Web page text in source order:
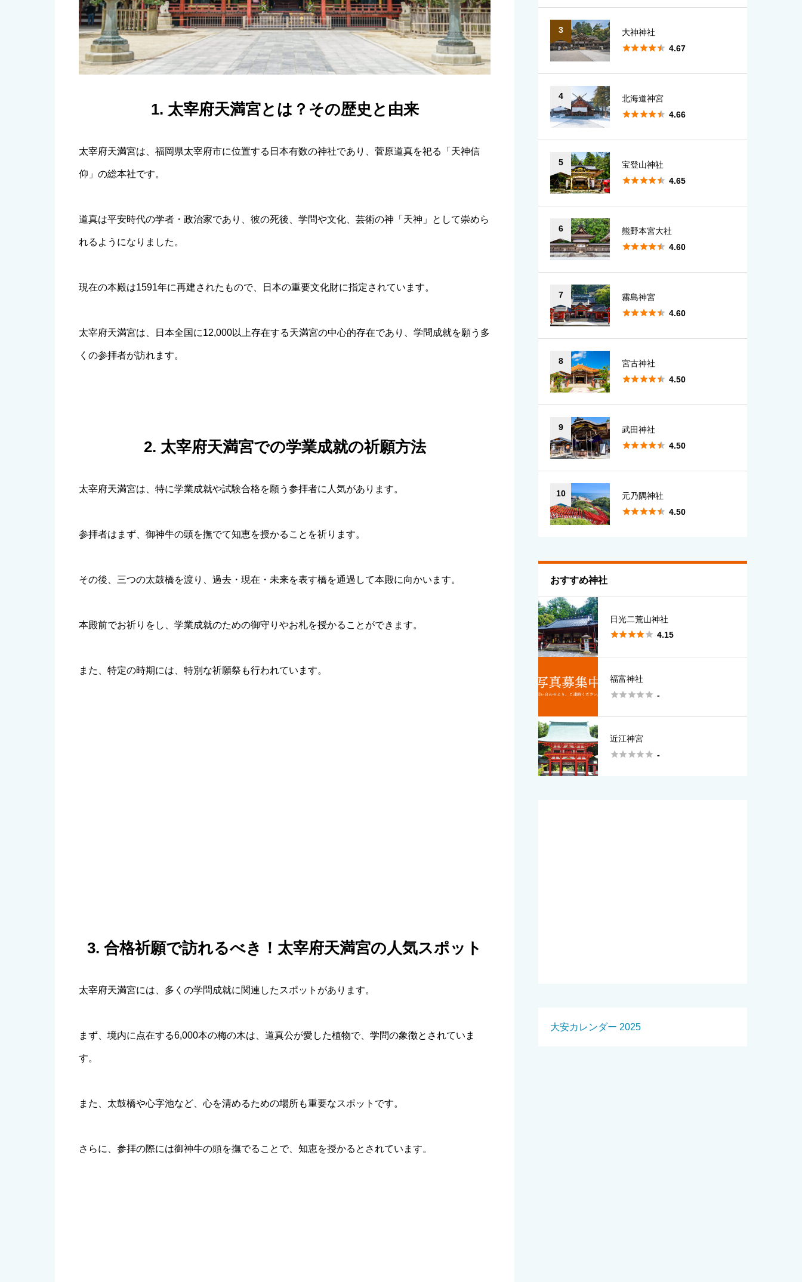
1. 太宰府天満宮とは？その歴史と由来
太宰府天満宮は、福岡県太宰府市に位置する日本有数の神社であり、菅原道真を祀る「天神信
仰」の総本社です。
道真は平安時代の学者・政治家であり、彼の死後、学問や文化、芸術の神「天神」として崇めら
れるようになりました。
現在の本殿は1591年に再建されたもので、日本の重要文化財に指定されています。
太宰府天満宮は、日本全国に12,000以上存在する天満宮の中心的存在であり、学問成就を願う多
くの参拝者が訪れます。
2. 太宰府天満宮での学業成就の祈願方法
太宰府天満宮は、特に学業成就や試験合格を願う参拝者に人気があります。
参拝者はまず、御神牛の頭を撫でて知恵を授かることを祈ります。
その後、三つの太鼓橋を渡り、過去・現在・未来を表す橋を通過して本殿に向かいます。
本殿前でお祈りをし、学業成就のための御守りやお札を授かることができます。
また、特定の時期には、特別な祈願祭も行われています。
3. 合格祈願で訪れるべき！太宰府天満宮の人気スポット
太宰府天満宮には、多くの学問成就に関連したスポットがあります。
まず、境内に点在する6,000本の梅の木は、道真公が愛した植物で、学問の象徴とされていま
す。
また、太鼓橋や心字池など、心を清めるための場所も重要なスポットです。
さらに、参拝の際には御神牛の頭を撫でることで、知恵を授かるとされています。
宮崎
鹿児島
3
大神神社
 4.67
4
北海道神宮
 4.66
5
宝登山神社
 4.65
6
熊野本宮大社
 4.60
7
霧島神宮
 4.60
8
宮古神社
 4.50
9
武田神社
 4.50
10
元乃隅神社
 4.50
おすすめ神社
日光二荒山神社
 4.15
福富神社
 -
近江神宮
 -
大安カレンダー 2025